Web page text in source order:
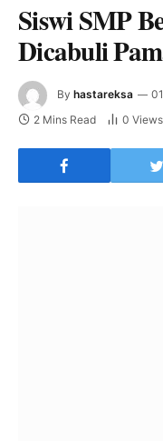
Siswi SMP
Dicabuli
By hastareksa
2 Mins Read 0 Views